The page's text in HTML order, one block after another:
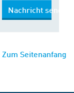
Nachricht senden
Zum Seitenanfang